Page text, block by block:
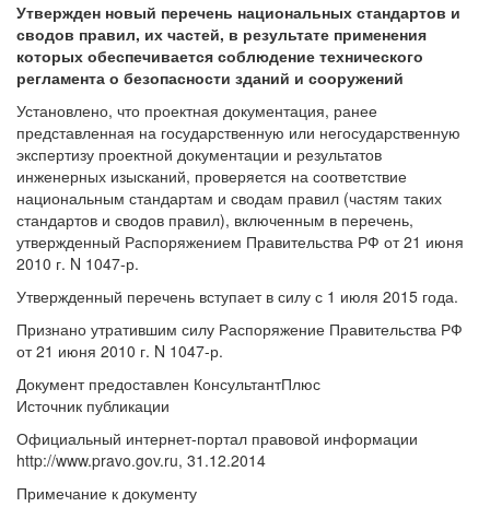
Утвержден новый перечень национальных стандартов и
сводов правил, их частей, в результате применения
которых обеспечивается соблюдение технического
регламента о безопасности зданий и сооружений
Установлено, что проектная документация, ранее
представленная на государственную или негосударственную
экспертизу проектной документации и результатов
инженерных изысканий, проверяется на соответствие
национальным стандартам и сводам правил (частям таких
стандартов и сводов правил), включенным в перечень,
утвержденный Распоряжением Правительства РФ от 21 июня
2010 г. N 1047-р.
Утвержденный перечень вступает в силу с 1 июля 2015 года.
Признано утратившим силу Распоряжение Правительства РФ
от 21 июня 2010 г. N 1047-р.
Документ предоставлен КонсультантПлюс
Источник публикации
Официальный интернет-портал правовой информации
http://www.pravo.gov.ru, 31.12.2014
Примечание к документу